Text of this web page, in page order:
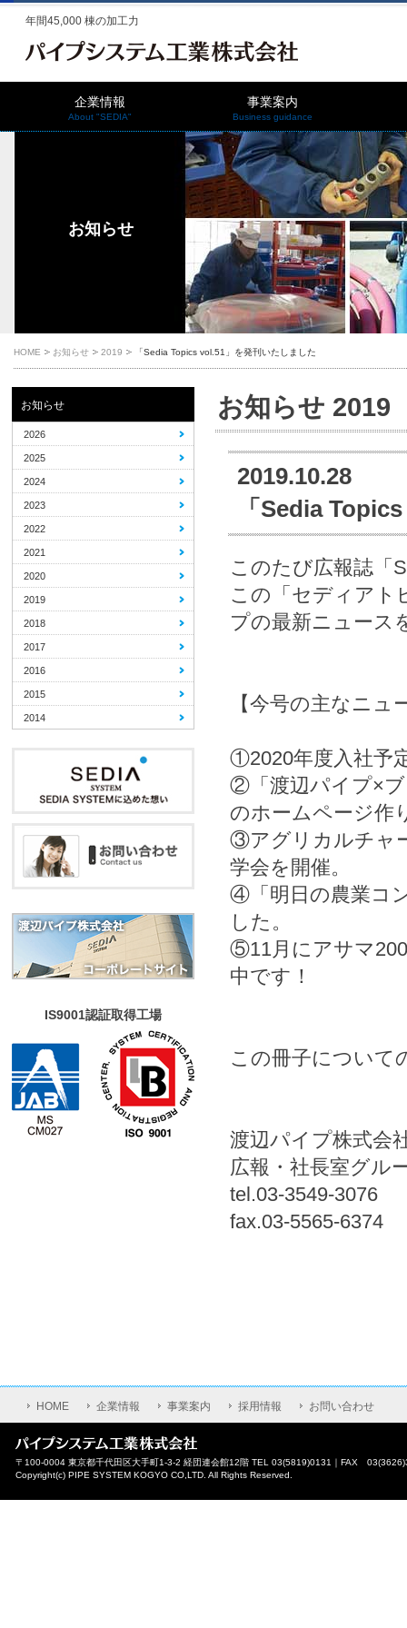
年間45,000 棟の加工力
企業情報
About "SEDIA"
事業案内
Business guidance
お知らせ
HOME お知らせ 2019 「Sedia Topics vol.51」を発刊いたしました
お知らせ 2019
2019.10.28
「Sedia
このたび広報誌「
この「セディアト
プの最新ニュース
【今号の主なニュ
①2020年度入社予
②「渡辺パイプ×
のホームページ作
③アグリカルチャ
学会を開催。
④ 「明日の農業
した。
⑤11月にアサマ
中です！
この冊子について
渡辺パイプ株式会
広報・社長室グル
tel.03-3549-3076
fax.03-5565-6374
お知らせ
2026
2025
2024
2023
2022
2021
2020
2019
2018
2017
2016
2015
2014
IS9001認証取得工場
HOME 企業情報 事業案内 採用情報 お問い合わせ
〒100-0004 東京都千代田区大手町1-3-2 経団連会館12階 TEL 03(5819)0131｜FAX
Copyright(c) PIPE SYSTEM KOGYO CO,LTD. All Rights Reserved.